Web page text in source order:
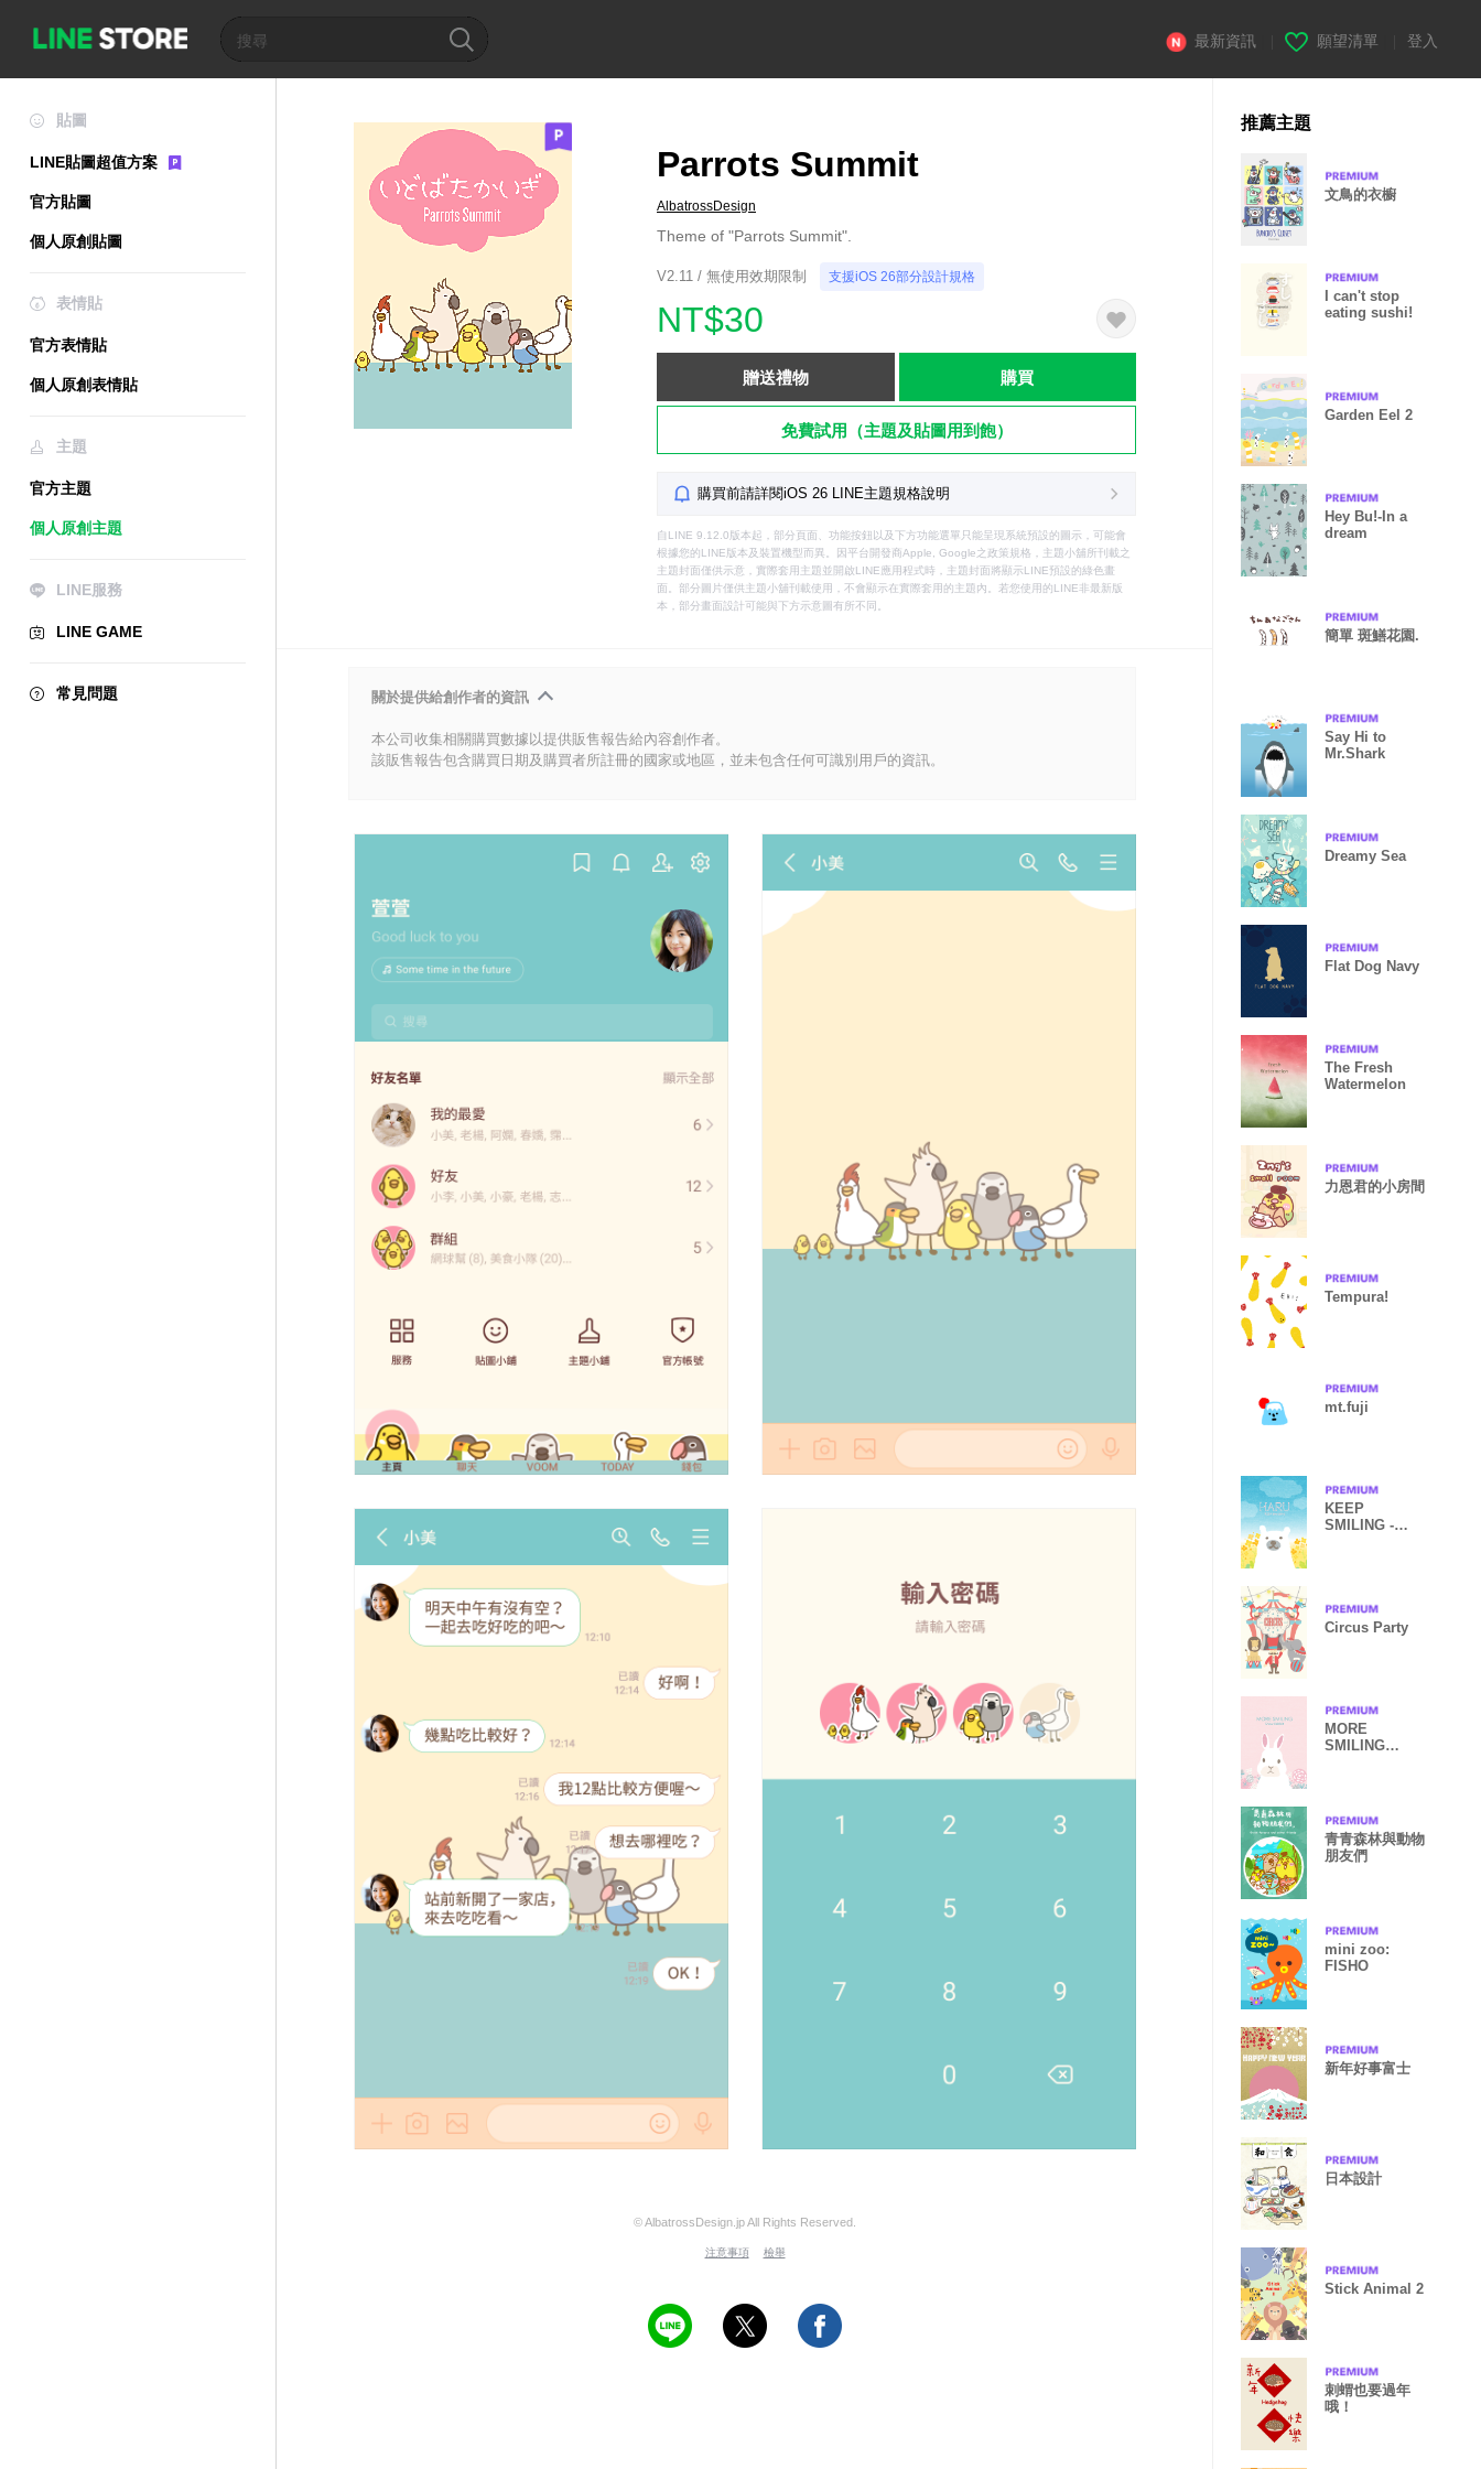
最新資訊 願望清單 登入
貼圖
LINE貼圖超值方案
官方貼圖
個人原創貼圖
表情貼
官方表情貼
個人原創表情貼
主題
官方主題
個人原創主題
LINE服務
LINE GAME
常見問題
Parrots Summit
AlbatrossDesign
Theme of "Parrots Summit".
V2.11 / 無使用效期限制 支援iOS 26部分設計規格
NT$30
贈送禮物 購買
免費試用（主題及貼圖用到飽）
購買前請詳閱iOS 26 LINE主題規格說明
自LINE 9.12.0版本起，部分頁面、功能按鈕以及下方功能選單只能呈現系統預設的圖示，可能會
根據您的LINE版本及裝置機型而異。因平台開發商Apple, Google之政策規格，主題小舖所刊載之
主題封面僅供示意，實際套用主題並開啟LINE應用程式時，主題封面將顯示LINE預設的綠色畫
面。部分圖片僅供主題小舖刊載使用，不會顯示在實際套用的主題內。若您使用的LINE非最新版
本，部分畫面設計可能與下方示意圖有所不同。
關於提供給創作者的資訊
本公司收集相關購買數據以提供販售報告給內容創作者。
該販售報告包含購買日期及購買者所註冊的國家或地區，並未包含任何可識別用戶的資訊。
© AlbatrossDesign.jp All Rights Reserved.
注意事項 檢舉
推薦主題
文鳥的衣櫥
I can't stop
eating sushi!
Garden Eel 2
Hey Bu!-In a
dream
簡單 斑鱔花園.
Say Hi to
Mr.Shark
Dreamy Sea
Flat Dog Navy
The Fresh
Watermelon
力恩君的小房間
Tempura!
mt.fuji
KEEP
SMILING -
Circus Party
MORE
SMILING
青青森林與動物
朋友們
mini zoo:
FISHO
新年好事富士
日本設計
Stick Animal 2
刺蝟也要過年
哦！